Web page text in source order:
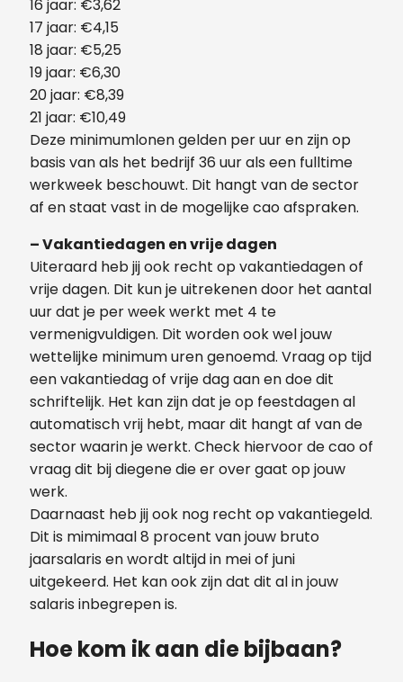
16 jaar: €3,62
17 jaar: €4,15
18 jaar: €5,25
19 jaar: €6,30
20 jaar: €8,39
21 jaar: €10,49
Deze minimumlonen gelden per uur en zijn op
basis van als het bedrijf 36 uur als een fulltime
werkweek beschouwt. Dit hangt van de sector
af en staat vast in de mogelijke cao afspraken.
– Vakantiedagen en vrije dagen
Uiteraard heb jij ook recht op vakantiedagen of
vrije dagen. Dit kun je uitrekenen door het aantal
uur dat je per week werkt met 4 te
vermenigvuldigen. Dit worden ook wel jouw
wettelijke minimum uren genoemd. Vraag op tijd
een vakantiedag of vrije dag aan en doe dit
schriftelijk. Het kan zijn dat je op feestdagen al
automatisch vrij hebt, maar dit hangt af van de
sector waarin je werkt. Check hiervoor de cao of
vraag dit bij diegene die er over gaat op jouw
werk.
Daarnaast heb jij ook nog recht op vakantiegeld.
Dit is mimimaal 8 procent van jouw bruto
jaarsalaris en wordt altijd in mei of juni
uitgekeerd. Het kan ook zijn dat dit al in jouw
salaris inbegrepen is.
Hoe kom ik aan die bijbaan?